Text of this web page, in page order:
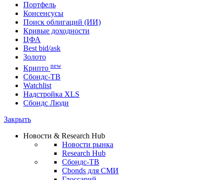
Портфель
Консенсусы
Поиск облигаций (ИИ)
Кривые доходности
ЦФА
Best bid/ask
Золото
Крипто new
Сбондс-ТВ
Watchlist
Надстройка XLS
Сбондс Люди
Закрыть
Новости & Research Hub
Новости рынка
Research Hub
Сбондс-ТВ
Cbonds для СМИ